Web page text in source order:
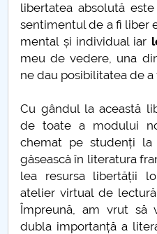
De ce avem nevoie de
4 fețe ale lui Mihai
Vocabularul în vremea
Despre "a te ține de
Pandemie și
Simboluri care să
Simone de Beauvoir
libertatea absolută
sentimentul de a fi liber
mental și individual iar
meu de vedere, una
ne dau posibilitatea de a
Cu gândul la această
de toate a modului
chemat pe studenți
găsească în literatura
lea resursa libertății
atelier virtual de
Împreună, am vrut să
dubla importanță a